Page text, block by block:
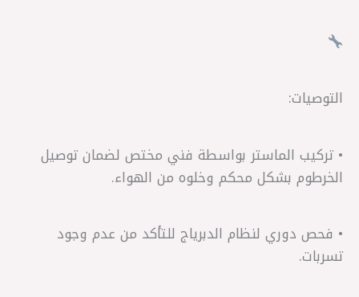
التوصيات:
• تركيب الماستر بواسطة فني مختص لضمان توصيل
الخرطوم بشكل محكم وخلوه من الهواء.
• فحص دوري لنظام الدبرياج للتأكد من عدم وجود
تسربات.